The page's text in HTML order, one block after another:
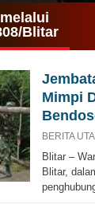
Blitar
Mimpi
BERITA
Blitar –
Blitar,